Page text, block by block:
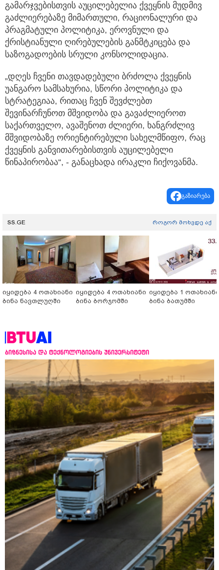
გამარჯვებისთვის აუცილებელია ქვეყნის მუდმივ
გაძლიერებაზე მიმართული, რაციონალური და
პრაგმატული პოლიტიკა, ეროვნული და
ქრისტიანული ღირებულების განმტკიცება და
საზოგადოების სრული კონსოლიდაცია.
„დღეს ჩვენი თავდადებული ბრძოლა ქვეყნის
უანგარო სამსახურია, სწორი პოლიტიკა და
სტრატეგიაა, რითაც ჩვენ შევძლებთ
შევინარჩუნოთ მშვიდობა და გავაძლიეროთ
საქართველო, ავაშენოთ ძლიერი, ხანგრძლივ
მშვიდობაზე ორიენტირებული სახელმწიფო, რაც
ქვეყნის განვითარებისთვის აუცილებელი
წინაპირობაა“, - განაცხადა ირაკლი ჩიქოვანმა.
გაზიარება
SS.GE როგორ მოხვდე აქ
იყიდება 4 ოთახიანი
ბინა ნავთლუღში
იყიდება 4 ოთახიანი
ბინა ბორჯომში
იყიდება 1 ოთახიანი
ბინა ბათუმში
ბიზნესისა და ტექნოლოგიების უნივერსიტეტი